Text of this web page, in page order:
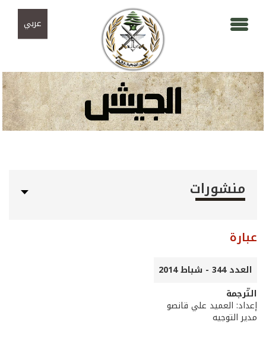
عربي
منشورات
عبارة
العدد 344 - شباط 2014
التّرجمة
إعداد: العميد علي قانصو
مدير التوجيه